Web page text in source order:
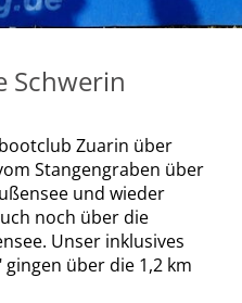
Schwerin
Zuarin über
Stangengraben über
und wieder
noch über die
Unser inklusives
über die 1,2 km